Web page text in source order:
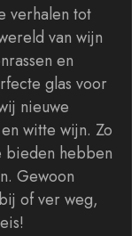
verhalen tot
van wijn
en
glas voor
nieuwe
witte wijn. Zo
bieden hebben
Gewoon
of ver weg,